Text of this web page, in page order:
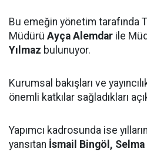
Bu emeğin yönetim tarafında
Müdürü Ayça Alemdar ile
Yılmaz bulunuyor.
Kurumsal bakışları ve
önemli katkılar sağladıkları
Yapımcı kadrosunda ise
yansıtan İsmail Bingöl,